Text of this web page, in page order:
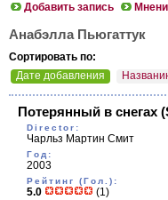
Добавить запись
Анабэлла Пьюгаттук
Сортировать по:
Дате добавления
Потерянный в снегах
Director:
Чарльз Мартин Смит
Год:
2003
Рейтинг (Гол.):
5.0 (1)